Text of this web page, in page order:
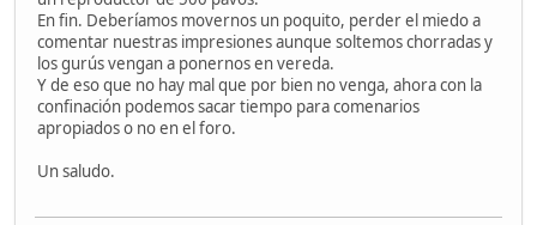
En fin. Deberíamos movernos un poquito, perder el miedo a
comentar nuestras impresiones aunque soltemos chorradas y
los gurús vengan a ponernos en vereda.
Y de eso que no hay mal que por bien no venga, ahora con la
confinación podemos sacar tiempo para comenarios
apropiados o no en el foro.
Un saludo.